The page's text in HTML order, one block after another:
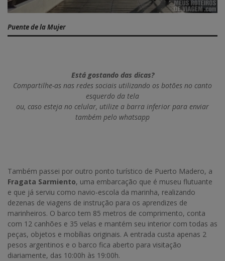
Puente de la Mujer
Está gostando das dicas?
Compartilhe-as nas redes sociais utilizando os botões no canto
esquerdo da tela
ou, caso esteja no celular, utilize a barra inferior para enviar
também pelo whatsapp
Também passei por outro ponto turístico de Puerto Madero, a
Fragata Sarmiento, uma embarcação que é museu flutuante
e que já serviu como navio-escola da marinha, realizando
dezenas de viagens de instrução para os aprendizes de
marinheiros. O barco tem 85 metros de comprimento, conta
com 12 canhões e 35 velas e mantém seu interior com todas as
peças, objetos e mobílias originais. A entrada custa apenas 2
pesos argentinos e o barco fica aberto para visitação
diariamente, das 10:00h às 19:00h.